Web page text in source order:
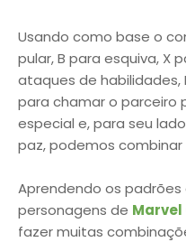
Usando como base o
pular, B para esquiva, X
ataques de habilidades,
para chamar o parceiro
especial e, para seu
paz, podemos combinar
Aprendendo os
personagens de Marvel
fazer muitas